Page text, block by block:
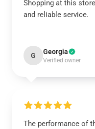
Shopping at this
and reliable service.
G Georgia
Verified owner
The performance of